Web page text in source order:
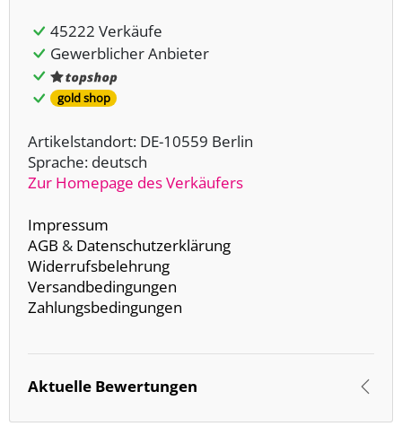
45222 Verkäufe
Gewerblicher Anbieter
gold shop
Artikelstandort: DE-10559 Berlin
Sprache: deutsch
Zur Homepage des Verkäufers
Impressum
AGB & Datenschutzerklärung
Widerrufsbelehrung
Versandbedingungen
Zahlungsbedingungen
Aktuelle Bewertungen